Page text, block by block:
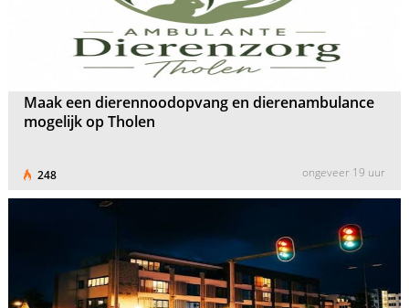
Maak een dierennoodopvang en dierenambulance
mogelijk op Tholen
248 ongeveer 19 uur